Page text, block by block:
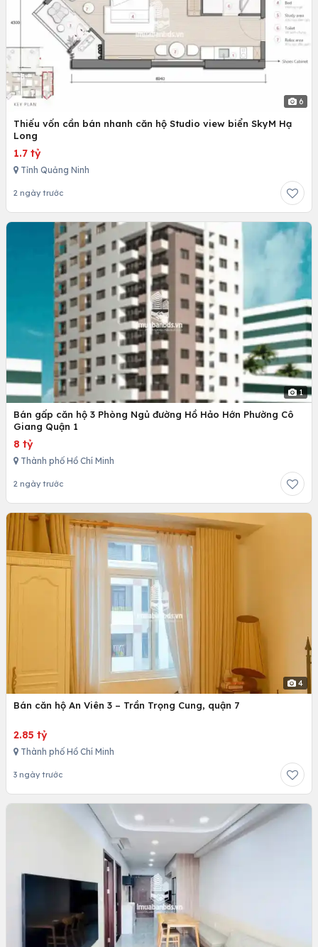
6
Thiếu vốn cần bán nhanh căn hộ Studio view biển SkyM Hạ
Long
1.7 tỷ
Tỉnh Quảng Ninh
2 ngày trước
1
Bán gấp căn hộ 3 Phòng Ngủ đường Hồ Hảo Hớn Phường Cô
Giang Quận 1
8 tỷ
Thành phố Hồ Chí Minh
2 ngày trước
4
Bán căn hộ An Viên 3 – Trần Trọng Cung, quận 7
2.85 tỷ
Thành phố Hồ Chí Minh
3 ngày trước